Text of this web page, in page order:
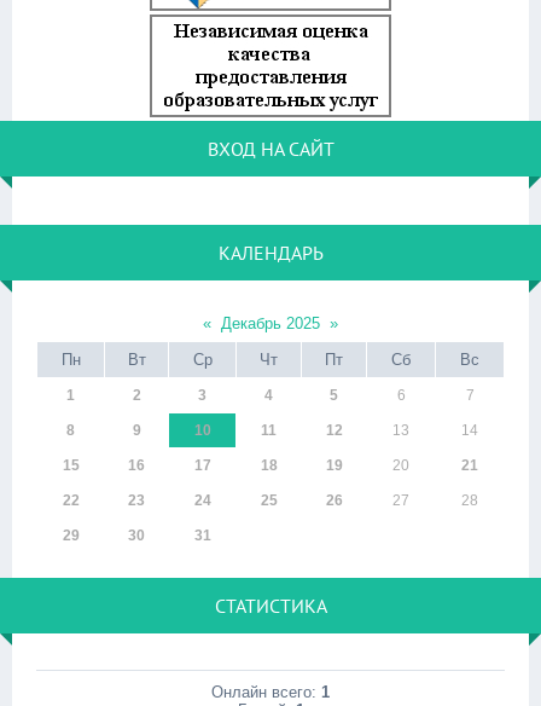
ВХОД НА САЙТ
КАЛЕНДАРЬ
« Декабрь 2025 »
Пн
Вт Ср Чт Пт Сб Вс
1 2 3 4 5 6 7
8 9 10 11 12 13 14
15 16 17 18 19 20 21
22 23 24 25 26 27 28
29 30 31
СТАТИСТИКА
Онлайн всего: 1